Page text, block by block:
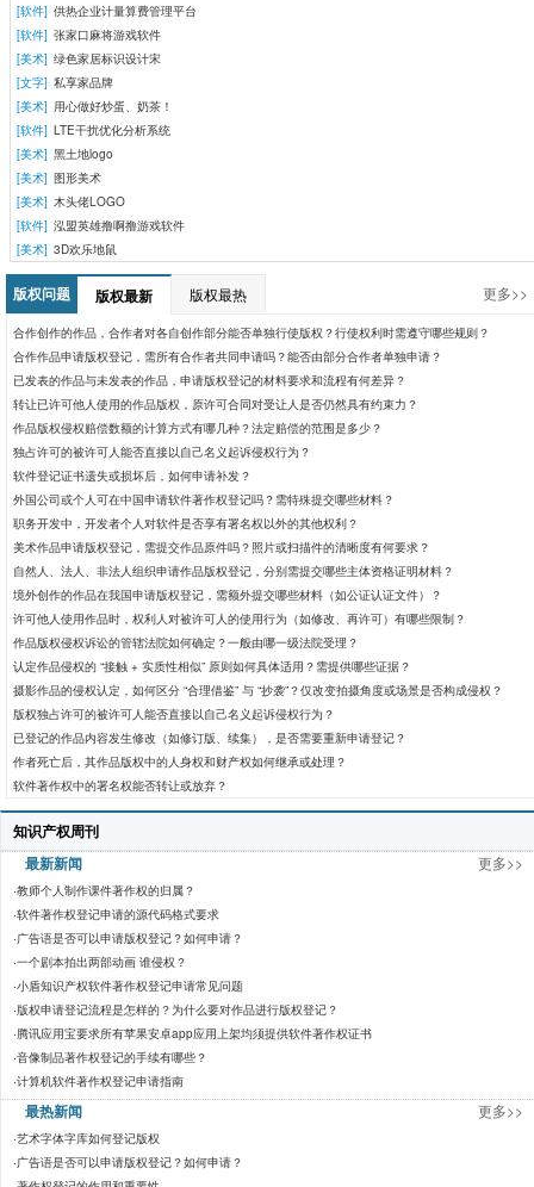
[软件] 供热企业计量算费管理平台
[软件] 张家口麻将游戏软件
[美术] 绿色家居标识设计宋
[文字] 私享家品牌
[美术] 用心做好炒蛋、奶茶！
[软件] LTE干扰优化分析系统
[美术] 黑土地logo
[美术] 图形美术
[美术] 木头佬LOGO
[软件] 泓盟英雄撸啊撸游戏软件
[美术] 3D欢乐地鼠
版权问题 版权最新 版权最热 更多>>
合作创作的作品，合作者对各自创作部分能否单独行使版权？行使权利时需遵守哪些规则？
合作作品申请版权登记，需所有合作者共同申请吗？能否由部分合作者单独申请？
已发表的作品与未发表的作品，申请版权登记的材料要求和流程有何差异？
转让已许可他人使用的作品版权，原许可合同对受让人是否仍然具有约束力？
作品版权侵权赔偿数额的计算方式有哪几种？法定赔偿的范围是多少？​
独占许可的被许可人能否直接以自己名义起诉侵权行为？
软件登记证书遗失或损坏后，如何申请补发？
外国公司或个人可在中国申请软件著作权登记吗？需特殊提交哪些材料？
职务开发中，开发者个人对软件是否享有署名权以外的其他权利？
美术作品申请版权登记，需提交作品原件吗？照片或扫描件的清晰度有何要求？
自然人、法人、非法人组织申请作品版权登记，分别需提交哪些主体资格证明材料？
境外创作的作品在我国申请版权登记，需额外提交哪些材料（如公证认证文件）？
许可他人使用作品时，权利人对被许可人的使用行为（如修改、再许可）有哪些限制？
作品版权侵权诉讼的管辖法院如何确定？一般由哪一级法院受理？
认定作品侵权的 “接触 + 实质性相似” 原则如何具体适用？需提供哪些证据？
摄影作品的侵权认定，如何区分 “合理借鉴” 与 “抄袭”？仅改变拍摄角度或场景是否构成侵权？
版权独占许可的被许可人能否直接以自己名义起诉侵权行为？
已登记的作品内容发生修改（如修订版、续集），是否需要重新申请登记？
作者死亡后，其作品版权中的人身权和财产权如何继承或处理？
软件著作权中的署名权能否转让或放弃？
知识产权周刊
最新新闻
更多>>
·教师个人制作课件著作权的归属？
·软件著作权登记申请的源代码格式要求
·广告语是否可以申请版权登记？如何申请？
·一个剧本拍出两部动画 谁侵权？
·小盾知识产权软件著作权登记申请常见问题
·版权申请登记流程是怎样的？为什么要对作品进行版权登记？
·腾讯应用宝要求所有苹果安卓app应用上架均须提供软件著作权证书
·音像制品著作权登记的手续有哪些？
·计算机软件著作权登记申请指南
最热新闻 更多>>
·艺术字体字库如何登记版权
·广告语是否可以申请版权登记？如何申请？